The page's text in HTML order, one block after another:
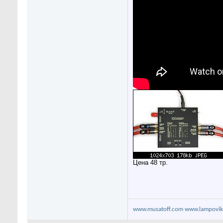
Цена 48 тр.
www.musatoff.com